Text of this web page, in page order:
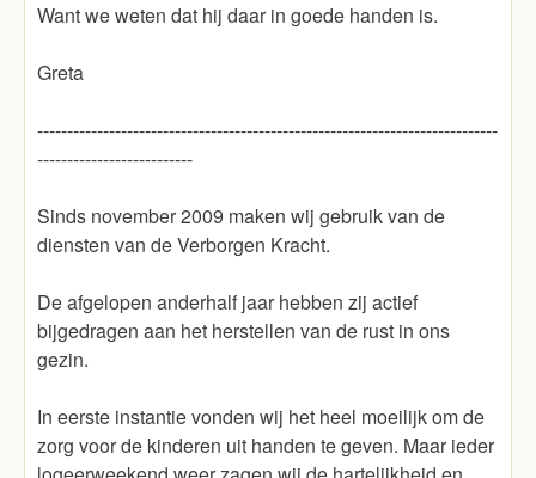
Want we weten dat hij daar in goede handen is.
Greta
-----------------------------------------------------------------------------
--------------------------
Sinds november 2009 maken wij gebruik van de
diensten van de Verborgen Kracht.
De afgelopen anderhalf jaar hebben zij actief
bijgedragen aan het herstellen van de rust in ons
gezin.
In eerste instantie vonden wij het heel moeilijk om de
zorg voor de kinderen uit handen te geven. Maar ieder